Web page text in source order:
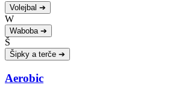
Volejbal ➔
W
Waboba ➔
Š
Šipky a terče ➔
Aerobic